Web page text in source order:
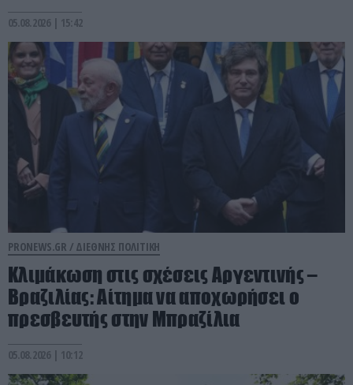
05.08.2026 | 15:42
PRONEWS.GR / ΔΙΕΘΝΗΣ ΠΟΛΙΤΙΚΗ
Κλιμάκωση στις σχέσεις Αργεντινής –
Βραζιλίας: Αίτημα να αποχωρήσει ο
πρεσβευτής στην Μπραζίλια
05.08.2026 | 10:12